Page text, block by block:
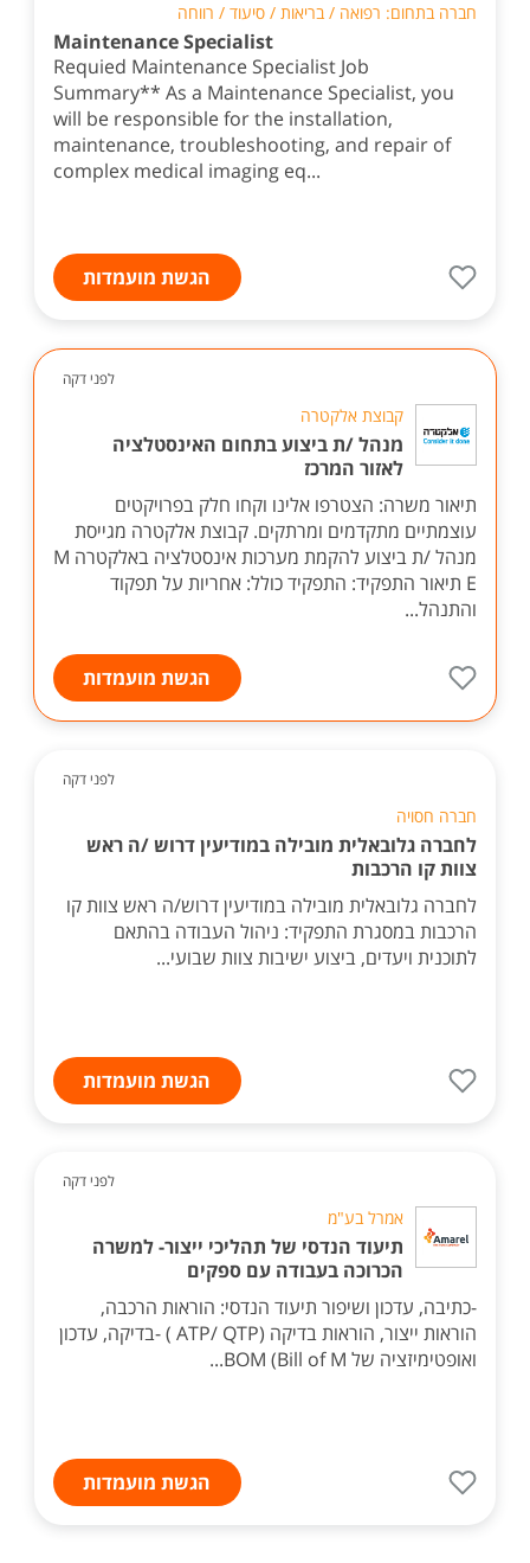
חברה בתחום: רפואה / בריאות / סיעוד / רווחה
Maintenance Specialist
Requied Maintenance Specialist Job
Summary** As a Maintenance Specialist, you
will be responsible for the installation,
maintenance, troubleshooting, and repair of
complex medical imaging eq...
הגשת מועמדות
לפני דקה
קבוצת אלקטרה
מנהל /ת ביצוע בתחום האינסטלציה
לאזור המרכז
תיאור משרה: הצטרפו אלינו וקחו חלק בפרויקטים
עוצמתיים מתקדמים ומרתקים. קבוצת אלקטרה מגייסת
מנהל /ת ביצוע להקמת מערכות אינסטלציה באלקטרה M
E תיאור התפקיד: התפקיד כולל: אחריות על תפקוד
והתנהל...
הגשת מועמדות
לפני דקה
חברה חסויה
לחברה גלובאלית מובילה במודיעין דרוש /ה ראש
צוות קו הרכבות
לחברה גלובאלית מובילה במודיעין דרוש/ה ראש צוות קו
הרכבות במסגרת התפקיד: ניהול העבודה בהתאם
לתוכנית ויעדים, ביצוע ישיבות צוות שבועי...
הגשת מועמדות
לפני דקה
אמרל בע"מ
תיעוד הנדסי של תהליכי ייצור- למשרה
הכרוכה בעבודה עם ספקים
-כתיבה, עדכון ושיפור תיעוד הנדסי: הוראות הרכבה,
הוראות ייצור, הוראות בדיקה (ATP/ QTP ) -בדיקה, עדכון
ואופטימיזציה של BOM (Bill of M...
הגשת מועמדות